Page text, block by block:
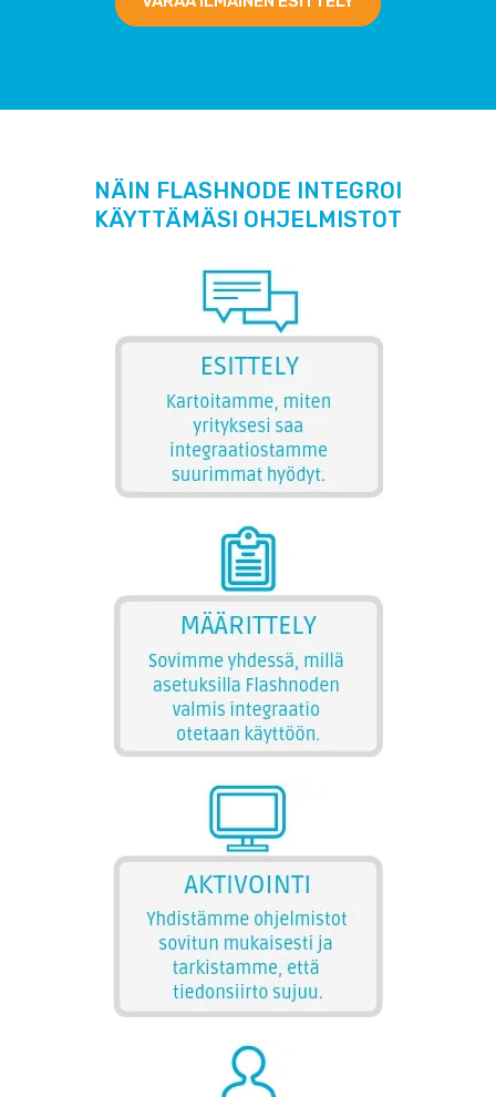
NÄIN FLASHNODE INTEGROI
KÄYTTÄMÄSI OHJELMISTOT